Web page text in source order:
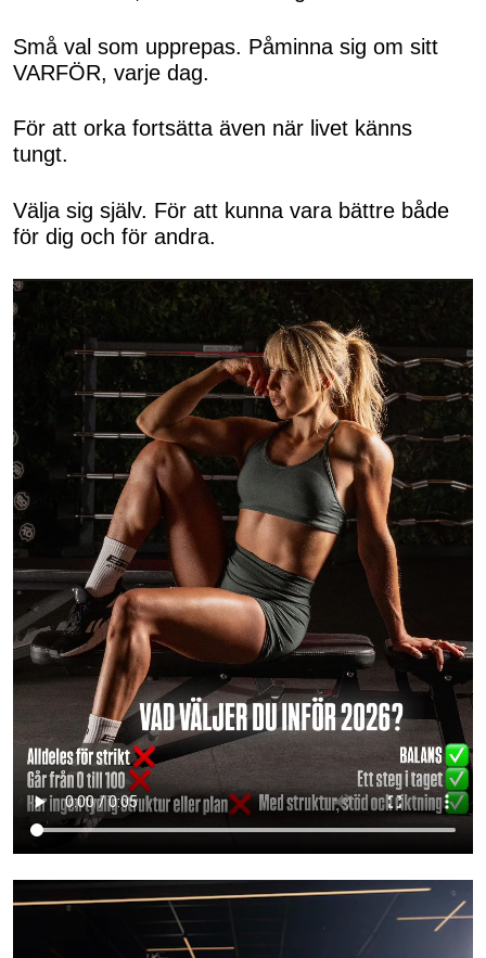
Små val som upprepas. Påminna sig om sitt
VARFÖR, varje dag.
För att orka fortsätta även när livet känns
tungt.
Välja sig själv. För att kunna vara bättre både
för dig och för andra.